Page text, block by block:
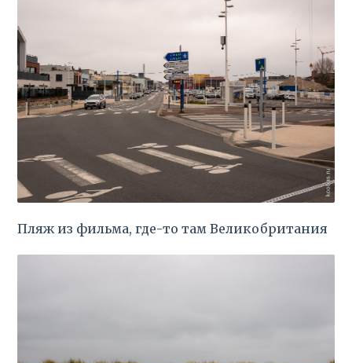
Пляж из фильма, где-то там Великобритания